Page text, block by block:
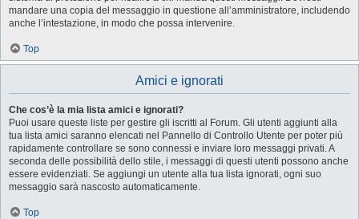
mandare una copia del messaggio in questione all’amministratore, includendo
anche l’intestazione, in modo che possa intervenire.
Top
Amici e ignorati
Che cos’è la mia lista amici e ignorati?
Puoi usare queste liste per gestire gli iscritti al Forum. Gli utenti aggiunti alla
tua lista amici saranno elencati nel Pannello di Controllo Utente per poter più
rapidamente controllare se sono connessi e inviare loro messaggi privati. A
seconda delle possibilità dello stile, i messaggi di questi utenti possono anche
essere evidenziati. Se aggiungi un utente alla tua lista ignorati, ogni suo
messaggio sarà nascosto automaticamente.
Top